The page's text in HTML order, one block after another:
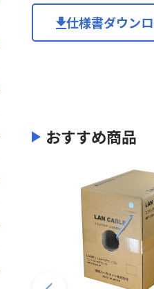
仕様書ダウン
おすすめ商品